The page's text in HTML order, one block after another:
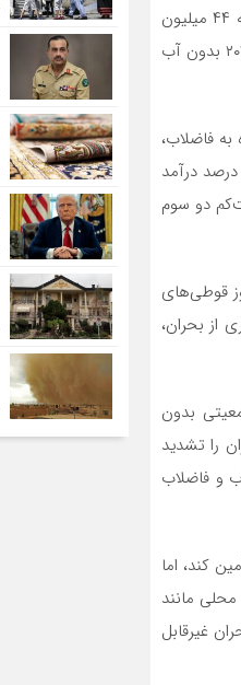
چاه‌ها و تغییرات اقلیمی است. هم‌اکنون حدود نیمی از چاه‌های عمیق شهر خشک شده‌اند و استخراج آب سالانه ۴۴ میلیون
متر مکعب بیشتر از میزان طبیعی شارژ بارش‌ها است، امری که در صورت ادامه روند می‌تواند کابل را تا سال ۲۰۳۰ بدون آب
نمی‌شود؛ بلکه آب موجود تا ۸۰ درصد آلوده به فاضلاب،
است . این آلودگی سلامت عمومی را تهدید می‌کند، به‌گونه‌ای که خانواده‌هایی پس از صرف ۳۰ درصد درآمد
دو سوم
قیمت سرسام‌آور آب خبر می‌دهند؛ یک معلم در خایرخانه می‌گوید پر کردن ۱۰ روز قوطی‌های
از بحران،
بدون
را تشدید
تأمین آب و فاضلاب
کند، اما
محلی مانند
غیرقابل